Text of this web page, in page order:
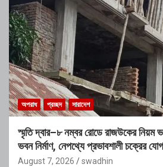
অপরাধ প্রচ্ছদ সারাদেশ
স্মৃতি দ্বার–৮ নম্বর রোডে রাজউকের নিয়ম
ভবন নির্মাণ, নেপথ্যে প্রভাবশালী চক্রের
August 7, 2026 swadhin